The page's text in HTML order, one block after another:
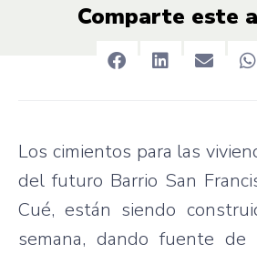
Comparte este
Los cimientos para las
del futuro Barrio San
Cué, están siendo
semana, dando fuente